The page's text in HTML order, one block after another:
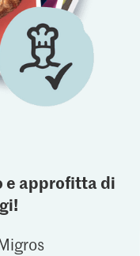
e approfitta di